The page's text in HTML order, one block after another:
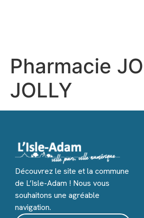
Pharmacie
JOLLY
Découvrez le site et la commune
de L’Isle-Adam ! Nous vous
souhaitons une agréable
navigation.